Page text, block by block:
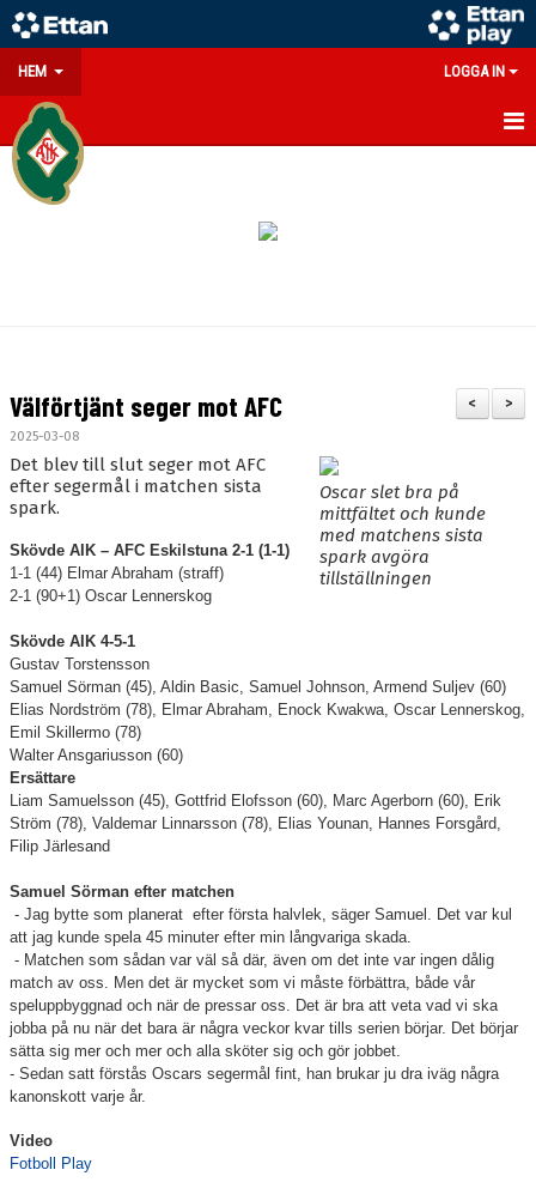
HEM LOGGA IN
GÅ PÅ MATCH
DOKUMENT
MEDLEMSINFO
BLI MEDLEM
KALENDER
VÅRA LAG/TRÄNARE
GAMLA AIK
>
<
Välförtjänt seger mot AFC
2025-03-08
Oscar slet bra på
mittfältet och kunde
med matchens sista
spark avgöra
tillställningen
Det blev till slut seger mot AFC
efter segermål i matchen sista
spark.
Skövde AIK – AFC Eskilstuna 2-1 (1-1)
1-1 (44) Elmar Abraham (straff)
2-1 (90+1) Oscar Lennerskog
Skövde AIK 4-5-1
Gustav Torstensson
Samuel Sörman (45), Aldin Basic, Samuel Johnson, Armend Suljev (60)
Elias Nordström (78), Elmar Abraham, Enock Kwakwa, Oscar Lennerskog,
Emil Skillermo (78)
Walter Ansgariusson (60)
Ersättare
Liam Samuelsson (45), Gottfrid Elofsson (60), Marc Agerborn (60), Erik
Ström (78), Valdemar Linnarsson (78), Elias Younan, Hannes Forsgård,
Filip Järlesand
Samuel Sörman efter matchen
- Jag bytte som planerat efter första halvlek, säger Samuel. Det var kul
att jag kunde spela 45 minuter efter min långvariga skada.
- Matchen som sådan var väl så där, även om det inte var ingen dålig
match av oss. Men det är mycket som vi måste förbättra, både vår
speluppbyggnad och när de pressar oss. Det är bra att veta vad vi ska
jobba på nu när det bara är några veckor kvar tills serien börjar. Det börjar
sätta sig mer och mer och alla sköter sig och gör jobbet.
- Sedan satt förstås Oscars segermål fint, han brukar ju dra iväg några
kanonskott varje år.
Video
Fotboll Play